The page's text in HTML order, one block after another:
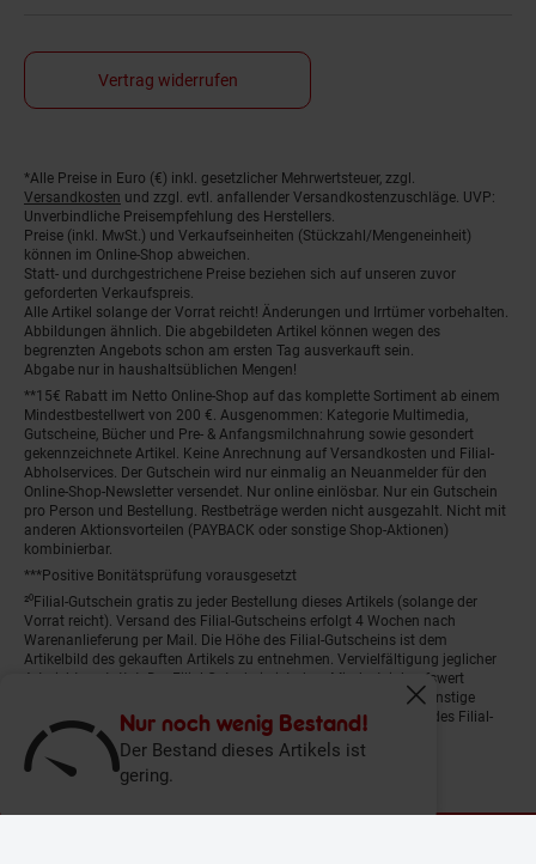
Nur noch wenig Bestand!
Der Bestand dieses Artikels ist
gering.
Fenster
Vertrag widerrufen
Fußnoten
*Alle Preise in Euro (€) inkl. gesetzlicher Mehrwertsteuer, zzgl.
Versandkosten und zzgl. evtl. anfallender Versandkostenzuschläge. UVP:
Unverbindliche Preisempfehlung des Herstellers.
Preise (inkl. MwSt.) und Verkaufseinheiten (Stückzahl/Mengeneinheit)
können im Online-Shop abweichen.
Statt- und durchgestrichene Preise beziehen sich auf unseren zuvor
geforderten Verkaufspreis.
Alle Artikel solange der Vorrat reicht! Änderungen und Irrtümer vorbehalten.
Abbildungen ähnlich. Die abgebildeten Artikel können wegen des
begrenzten Angebots schon am ersten Tag ausverkauft sein.
Abgabe nur in haushaltsüblichen Mengen!
**15€ Rabatt im Netto Online-Shop auf das komplette Sortiment ab einem
Mindestbestellwert von 200 €. Ausgenommen: Kategorie Multimedia,
Gutscheine, Bücher und Pre- & Anfangsmilchnahrung sowie gesondert
gekennzeichnete Artikel. Keine Anrechnung auf Versandkosten und Filial-
Abholservices. Der Gutschein wird nur einmalig an Neuanmelder für den
Online-Shop-Newsletter versendet. Nur online einlösbar. Nur ein Gutschein
pro Person und Bestellung. Restbeträge werden nicht ausgezahlt. Nicht mit
anderen Aktionsvorteilen (PAYBACK oder sonstige Shop-Aktionen)
kombinierbar.
***Positive Bonitätsprüfung vorausgesetzt
²⁰Filial-Gutschein gratis zu jeder Bestellung dieses Artikels (solange der
Vorrat reicht). Versand des Filial-Gutscheins erfolgt 4 Wochen nach
Warenanlieferung per Mail. Die Höhe des Filial-Gutscheins ist dem
Artikelbild des gekauften Artikels zu entnehmen. Vervielfältigung jeglicher
Art nicht gestattet. Der Filial-Gutschein ist ohne Mindesteinkaufswert
einlösbar. Nicht mit anderen Aktionsvorteilen (PAYBACK oder sonstige
Shop-Aktionen) kombinierbar. Der jeweilige Gültigkeitszeitraum des Filial-
Gutscheins ist darauf vermerkt.